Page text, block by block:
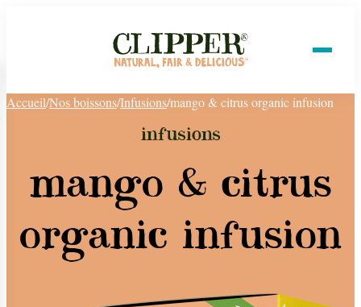
Accueil/Nos boissons/Infusions/mango & citrus organic infusion
infusions
mango & citrus
organic infusion